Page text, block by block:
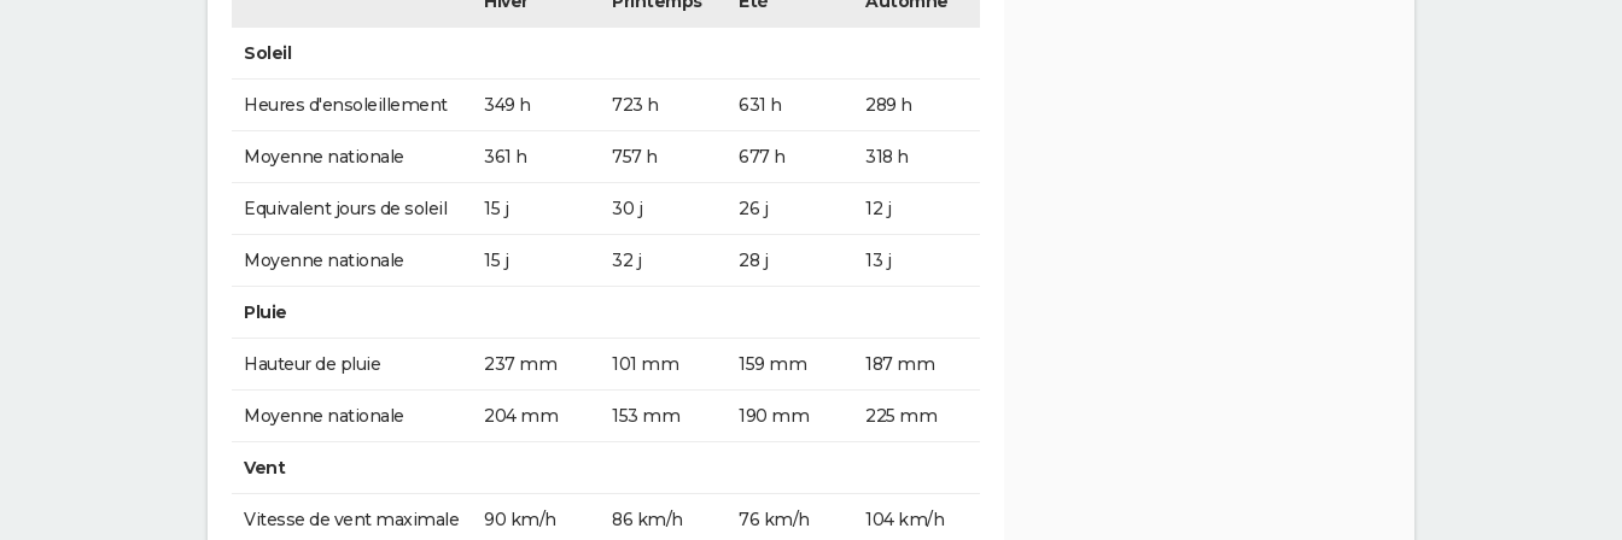
Soleil
Heures d'ensoleillement 349 h 723 h 631 h 289 h
Moyenne nationale 361 h 757 h 677 h 318 h
Equivalent jours de soleil 15 j 30 j 26 j 12 j
Moyenne nationale 15 j 32 j 28 j 13 j
Pluie
Hauteur de pluie 237 mm 101 mm 159 mm 187 mm
Moyenne nationale 204 mm 153 mm 190 mm 225 mm
Vent
Vitesse de vent maximale 90 km/h 86 km/h 76 km/h 104 km/h